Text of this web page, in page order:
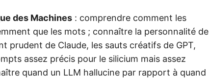
des Machines : comprendre comment les
que les mots ; connaître la personnalité de
prudent de Claude, les sauts créatifs de GPT,
assez précis pour le silicium mais assez
quand un LLM hallucine par rapport à quand